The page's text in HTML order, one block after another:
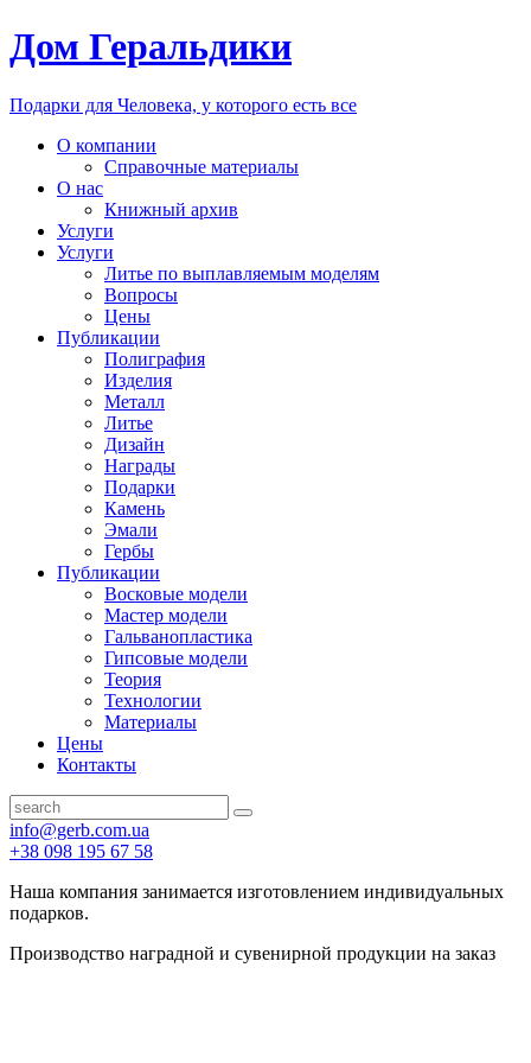
Дом Геральдики
Подарки для Человека, у которого есть все
О компании
Справочные материалы
О нас
Книжный архив
Услуги
Услуги
Литье по выплавляемым моделям
Вопросы
Цены
Публикации
Полиграфия
Изделия
Металл
Литье
Дизайн
Награды
Подарки
Камень
Эмали
Гербы
Публикации
Восковые модели
Мастер модели
Гальванопластика
Гипсовые модели
Теория
Технологии
Материалы
Цены
Контакты
info@gerb.com.ua
+38 098 195 67 58
Наша компания занимается изготовлением индивидуальных
подарков.
Производство наградной и сувенирной продукции на заказ